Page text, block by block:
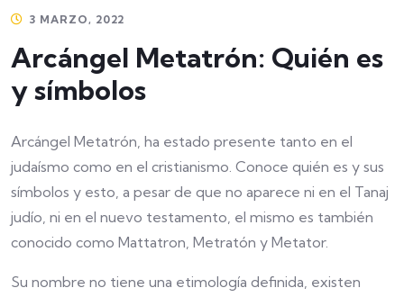
3 MARZO, 2022
Arcángel Metatrón: Quién es
y símbolos
Arcángel Metatrón, ha estado presente tanto en el
judaísmo como en el cristianismo. Conoce quién es y sus
símbolos y esto, a pesar de que no aparece ni en el Tanaj
judío, ni en el nuevo testamento, el mismo es también
conocido como Mattatron, Metratón y Metator.
Su nombre no tiene una etimología definida, existen